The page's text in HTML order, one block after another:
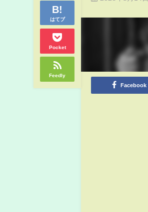
はてブ
Pocket
Feedly
Facebook